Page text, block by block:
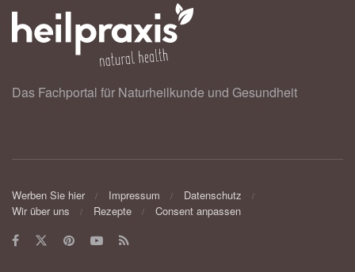
Das Fachportal für Naturheilkunde und Gesundheit
Werben Sie hier Impressum
Datenschutz
Wir über uns
Rezepte Consent anpassen